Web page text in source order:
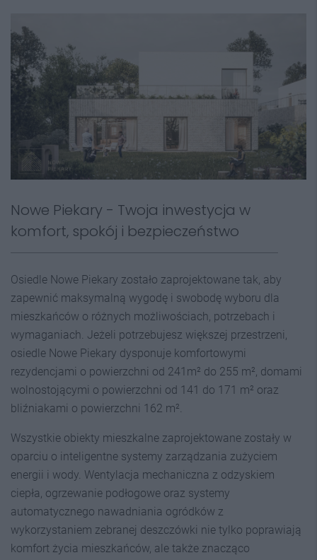
Nowe Piekary - Twoja inwestycja w
komfort, spokój i bezpieczeństwo
Osiedle Nowe Piekary zostało zaprojektowane tak, aby
zapewnić maksymalną wygodę i swobodę wyboru dla
mieszkańców o różnych możliwościach, potrzebach i
wymaganiach. Jeżeli potrzebujesz większej przestrzeni,
osiedle Nowe Piekary dysponuje komfortowymi
rezydencjami o powierzchni od 241m² do 255 m², domami
wolnostojącymi o powierzchni od 141 do 171 m² oraz
bliźniakami o powierzchni 162 m².
Wszystkie obiekty mieszkalne zaprojektowane zostały w
oparciu o inteligentne systemy zarządzania zużyciem
energii i wody. Wentylacja mechaniczna z odzyskiem
ciepła, ogrzewanie podłogowe oraz systemy
automatycznego nawadniania ogródków z
wykorzystaniem zebranej deszczówki nie tylko poprawiają
komfort życia mieszkańców, ale także znacząco